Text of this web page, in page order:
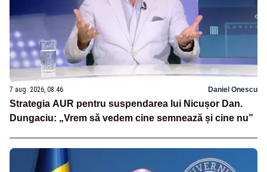
7 aug. 2026, 08:46 Daniel Onescu
Strategia AUR pentru suspendarea lui Nicușor Dan.
Dungaciu: „Vrem să vedem cine semnează și cine nu”